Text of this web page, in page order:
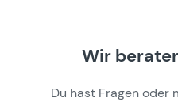
Wir
Du hast Fragen oder